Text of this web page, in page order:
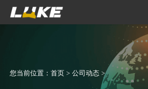
您当前位置： 首页 > 公司动态 >